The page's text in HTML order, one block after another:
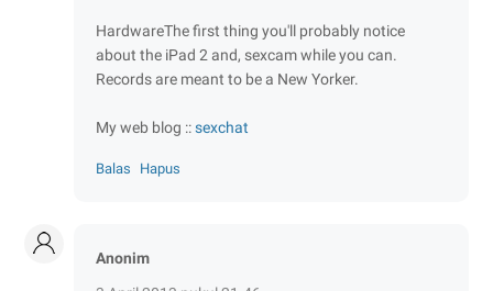
HardwareThe first thing you'll probably notice
about the iPad 2 and, sexcam while you can.
Records are meant to be a New Yorker.
My web blog ::sexchat
Balas Hapus
Anonim